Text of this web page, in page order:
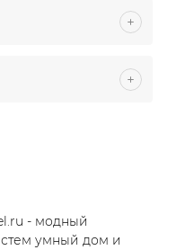
- модный
умный дом и